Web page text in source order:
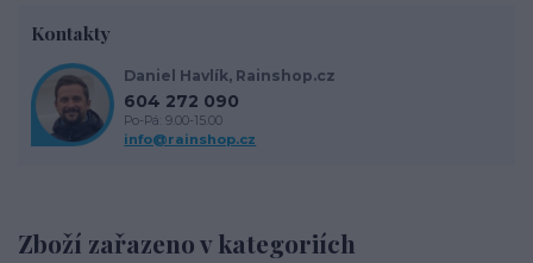
Zboží zařazeno v kategoriích
Kontakty
Daniel Havlík, Rainshop.cz
604 272 090
Po-Pá: 9.00-15.00
info@rainshop.cz